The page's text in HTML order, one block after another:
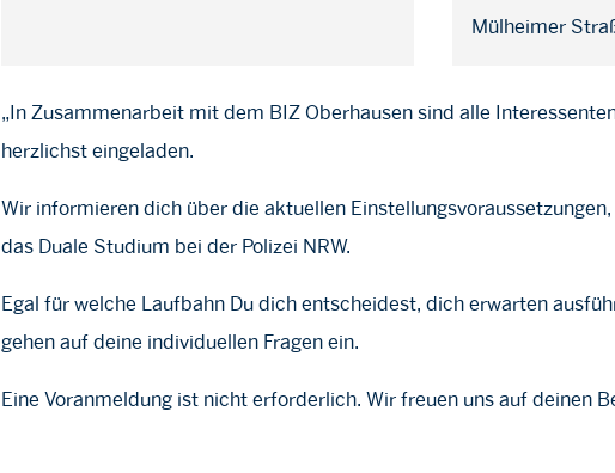
Mülheimer
„In Zusammenarbeit mit dem BIZ Oberhausen sind alle
herzlichst eingeladen.
Wir informieren dich über die aktuellen
das Duale Studium bei der Polizei NRW.
Egal für welche Laufbahn Du dich entscheidest, dich erwarten
gehen auf deine individuellen Fragen ein.
Eine Voranmeldung ist nicht erforderlich. Wir freuen uns auf deinen